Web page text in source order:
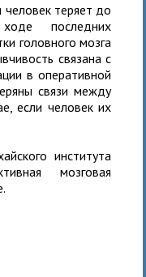
человек теряет до
последних
головного мозга
связана с
в оперативной
связи между
если человек их
института
мозговая